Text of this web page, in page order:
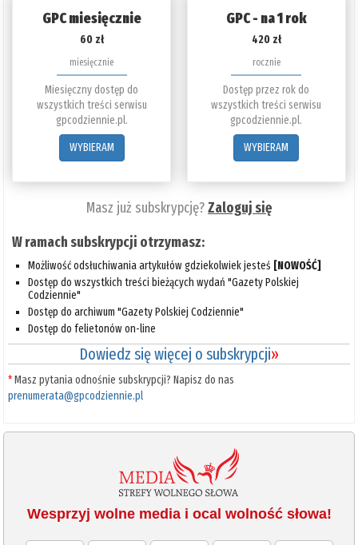
GPC miesięcznie
60 zł
miesięcznie
Miesięczny dostęp do
wszystkich treści serwisu
gpcodziennie.pl.
WYBIERAM
GPC - na 1 rok
420 zł
rocznie
Dostęp przez rok do
wszystkich treści serwisu
gpcodziennie.pl.
WYBIERAM
Masz już subskrypcję?Zaloguj się
W ramach subskrypcji otrzymasz:
Możliwość odsłuchiwania artykułów gdziekolwiek jesteś [NOWOŚĆ]
Dostęp do wszystkich treści bieżących wydań "Gazety Polskiej
Codziennie"
Dostęp do archiwum "Gazety Polskiej Codziennie"
Dostęp do felietonów on-line
Dowiedz się więcej o subskrypcji»
*Masz pytania odnośnie subskrypcji? Napisz do nas
prenumerata@gpcodziennie.pl
Wesprzyj wolne media i ocal wolność słowa!